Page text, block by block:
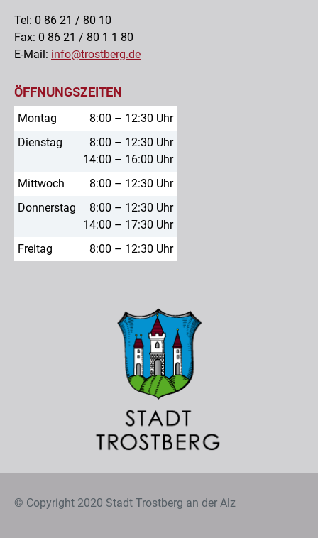
Tel: 0 86 21 / 80 10
Fax: 0 86 21 / 80 1 1 80
E-Mail: info@trostberg.de
ÖFFNUNGSZEITEN
Montag
8:00 – 12:30 Uhr
Dienstag
8:00 – 12:30 Uhr
14:00 – 16:00 Uhr
Mittwoch
8:00 – 12:30 Uhr
Donnerstag
8:00 – 12:30 Uhr
14:00 – 17:30 Uhr
Freitag
8:00 – 12:30 Uhr
© Copyright 2020 Stadt Trostberg an der Alz